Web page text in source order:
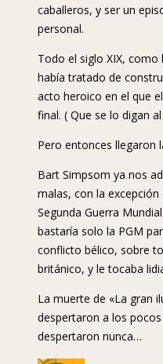
caballeros, y ser un
personal.
Todo el siglo XIX,
había tratado de
acto heroico en el que
final. ( Que se lo digan
Pero entonces llegaron
Bart Simpsom ya nos
malas, con la
Segunda Guerra
bastaría solo la PGM
conflicto bélico, sobre
británico, y le tocaba
La muerte de «La gran
despertaron a los
despertaron nunca…